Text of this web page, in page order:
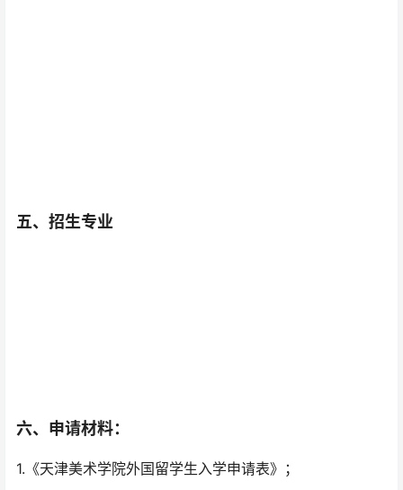
五、招生专业
六、申请材料：
1.《天津美术学院外国留学生入学申请表》；